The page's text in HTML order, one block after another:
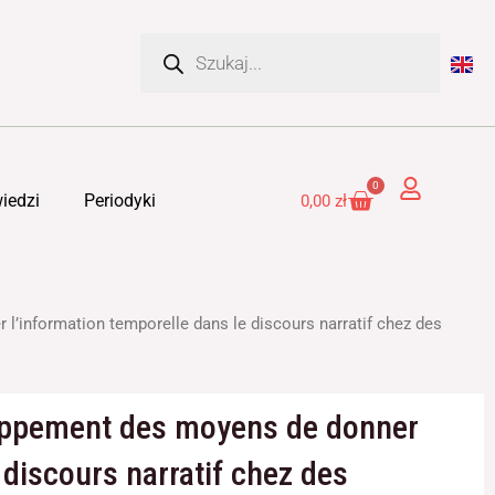
Periodyki 0,00zł
0
Cart
temporelle dans le discours narratif chez des
des moyens de donner
narratif chez des